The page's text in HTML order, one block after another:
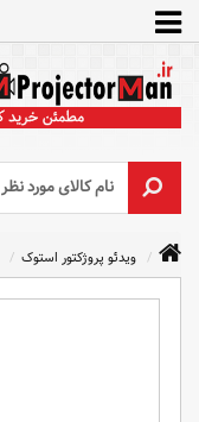
ویدئو پروژکتور استوک